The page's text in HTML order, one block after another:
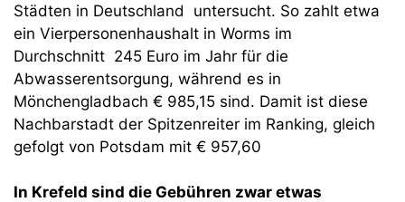
Städten in Deutschland untersucht. So zahlt etwa
ein Vierpersonenhaushalt in Worms im
Durchschnitt 245 Euro im Jahr für die
Abwasserentsorgung, während es in
Mönchengladbach € 985,15 sind. Damit ist diese
Nachbarstadt der Spitzenreiter im Ranking, gleich
gefolgt von Potsdam mit € 957,60
In Krefeld sind die Gebühren zwar etwas